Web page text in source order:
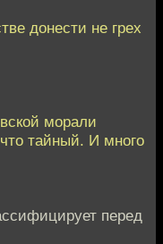
донести не грех
морали
тайный. И много
перед